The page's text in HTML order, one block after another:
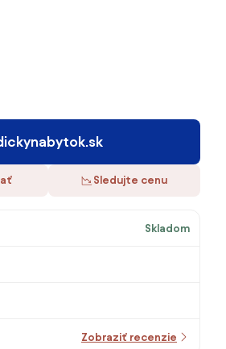
Sledujte cenu
Skladom
Zobraziť recenzie